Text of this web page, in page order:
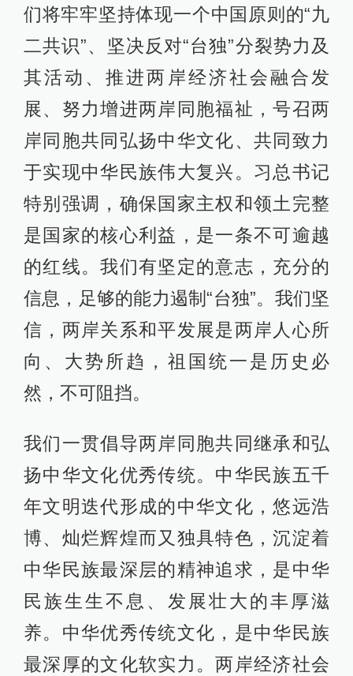
们将牢牢坚持体现一个中国原则的“九
二共识”、坚决反对“台独”分裂势力及
其活动、推进两岸经济社会融合发
展、努力增进两岸同胞福祉，号召两
岸同胞共同弘扬中华文化、共同致力
于实现中华民族伟大复兴。习总书记
特别强调，确保国家主权和领土完整
是国家的核心利益，是一条不可逾越
的红线。我们有坚定的意志，充分的
信息，足够的能力遏制“台独”。我们坚
信，两岸关系和平发展是两岸人心所
向、大势所趋，祖国统一是历史必
然，不可阻挡。
我们一贯倡导两岸同胞共同继承和弘
扬中华文化优秀传统。中华民族五千
年文明迭代形成的中华文化，悠远浩
博、灿烂辉煌而又独具特色，沉淀着
中华民族最深层的精神追求，是中华
民族生生不息、发展壮大的丰厚滋
养。中华优秀传统文化，是中华民族
最深厚的文化软实力。两岸经济社会